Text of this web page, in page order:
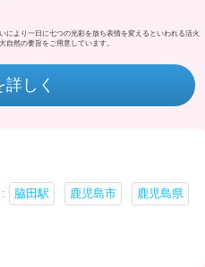
により一日に七つの光彩を放ち表情を変えるといわれる活火
自然の要旨をご用意しています。
しく
脇田駅 鹿児島市 鹿児島県